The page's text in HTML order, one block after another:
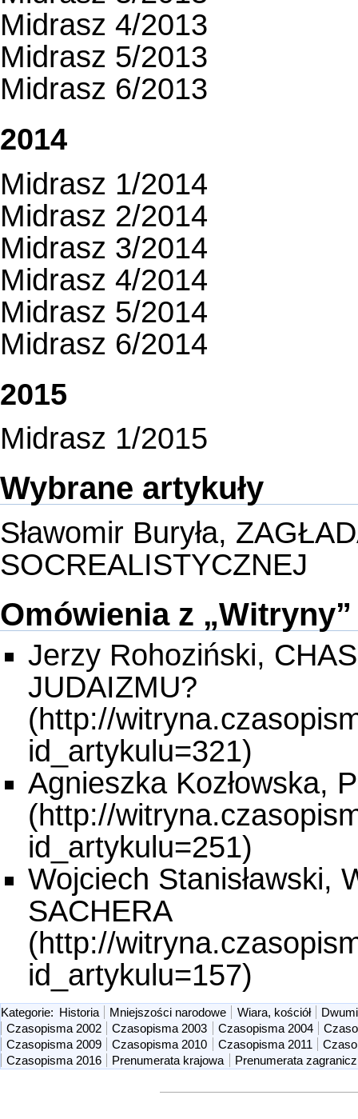
Midrasz 4/2013
Midrasz 5/2013
Midrasz 6/2013
2014
Midrasz 1/2014
Midrasz 2/2014
Midrasz 3/2014
Midrasz 4/2014
Midrasz 5/2014
Midrasz 6/2014
2015
Midrasz 1/2015
Wybrane artykuły
Sławomir Buryła,
SOCREALISTYCZNEJ
Omówienia z „Witryny”
Jerzy Rohoziński,
JUDAIZMU?
Agnieszka Kozłowska,
Wojciech Stanisławski,
SACHERA
Kategorie: Historia Mniejszości narodowe Wiara, kościół
Czasopisma 2002
Czasopisma 2003 Czasopisma 2004
Czasopisma 2009
Czasopisma 2010 Czasopisma 2011
Czasopisma 2016
Prenumerata krajowa Prenumerata